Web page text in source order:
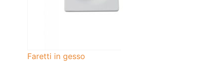
Faretti in gesso